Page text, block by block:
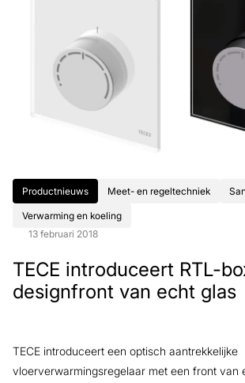
Productnieuws Meet- en regeltechniek
Verwarming en koeling
13 februari 2018
TECE introduceert RTL-
designfront van echt glas
TECE introduceert een optisch aantrekkelijke
vloerverwarmingsregelaar met een front van